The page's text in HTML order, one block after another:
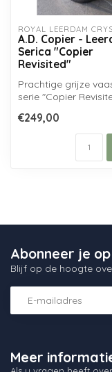
ROYAL LEERDAM
A.D. Copier -
Serica "Copier
Revisited"
Prachtige grijze
serie "Copier
Cr...
€249,00
Meer
Abonneer je
Blijf op de hoogte